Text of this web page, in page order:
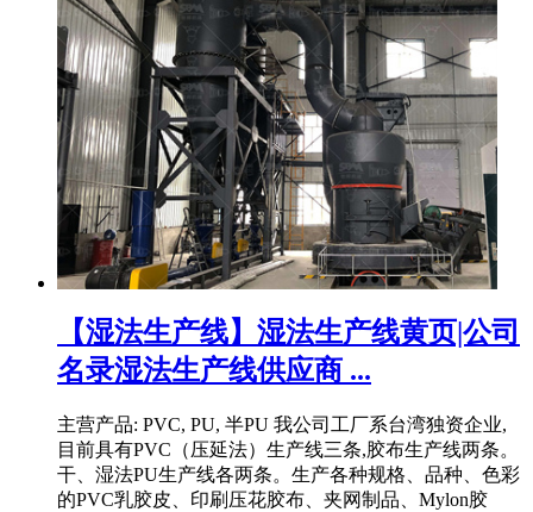
【湿法生产线】湿法生产线黄页|公司
名录湿法生产线供应商 ...
主营产品: PVC, PU, 半PU 我公司工厂系台湾独资企业,
目前具有PVC（压延法）生产线三条,胶布生产线两条。
干、湿法PU生产线各两条。生产各种规格、品种、色彩
的PVC乳胶皮、印刷压花胶布、夹网制品、Mylon胶